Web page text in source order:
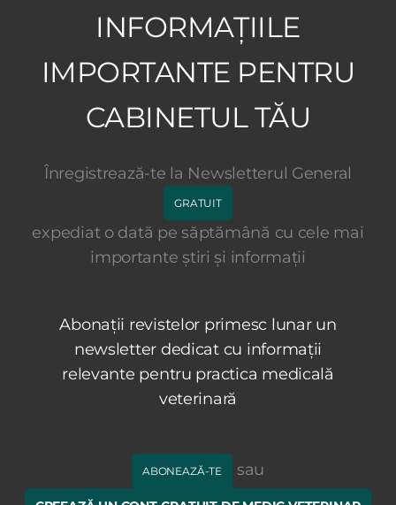
INFORMAȚIILE
IMPORTANTE PENTRU
CABINETUL TĂU
Înregistrează-te la Newsletterul General
GRATUIT
expediat o dată pe săptămână cu cele mai
importante știri și informații
Abonații revistelor primesc lunar un
newsletter dedicat cu informații
relevante pentru practica medicală
veterinară
ABONEAZĂ-TE sau